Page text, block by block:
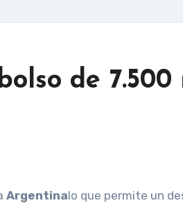
de 7.500
Argentinalo que permite un